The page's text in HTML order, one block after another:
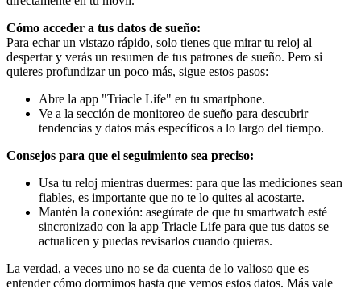
Cómo acceder a tus datos de sueño:
Para echar un vistazo rápido, solo tienes que mirar tu reloj al
despertar y verás un resumen de tus patrones de sueño. Pero si
quieres profundizar un poco más, sigue estos pasos:
Abre la app "Triacle Life" en tu smartphone.
Ve a la sección de monitoreo de sueño para descubrir
tendencias y datos más específicos a lo largo del tiempo.
Consejos para que el seguimiento sea preciso:
Usa tu reloj mientras duermes: para que las mediciones sean
fiables, es importante que no te lo quites al acostarte.
Mantén la conexión: asegúrate de que tu smartwatch esté
sincronizado con la app Triacle Life para que tus datos se
actualicen y puedas revisarlos cuando quieras.
La verdad, a veces uno no se da cuenta de lo valioso que es
entender cómo dormimos hasta que vemos estos datos. Más vale